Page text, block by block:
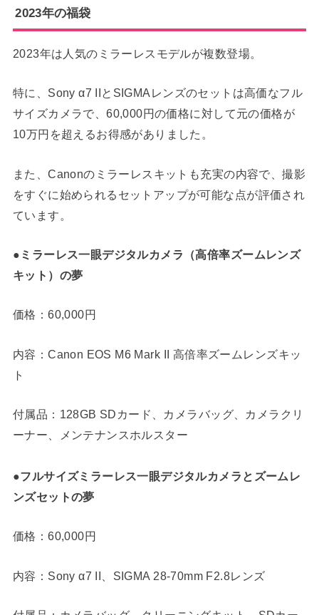
2023年の福袋
2023年は人気のミラーレスモデルが複数登場。
特に、Sony α7 IIとSIGMAレンズのセットは高価なフル
サイズカメラで、60,000円の価格に対して元の価格が
10万円を超えるお得感がありました。
また、Canonのミラーレスキットも充実の内容で、撮影
をすぐに始められるセットアップが可能な点が評価され
ています。
●ミラーレス一眼デジタルカメラ（高倍率ズームレンズ
キット）の夢
価格：60,000円​
内容：Canon EOS M6 Mark II 高倍率ズームレンズキッ
ト
付属品：128GB SDカード、カメラバッグ、カメラクリ
ーナー、メンテナンスホルスター
●フルサイズミラーレス一眼デジタルカメラとズームレ
ンズセットの夢
価格：60,000円​
内容：Sony α7 II、SIGMA 28-70mm F2.8レンズ